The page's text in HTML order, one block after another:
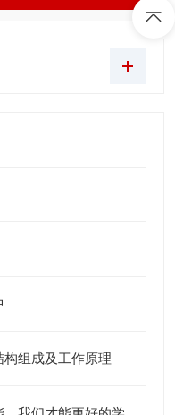
组成及工作原理